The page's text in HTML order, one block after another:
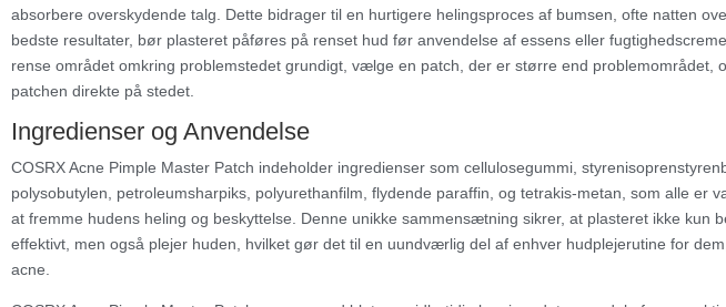
absorbere overskydende talg. Dette bidrager til en hurtigere helingsproces af bumsen, ofte natten
bedste resultater, bør plasteret påføres på renset hud før anvendelse af essens eller
rense området omkring problemstedet grundigt, vælge en patch, der er større end problemområdet,
patchen direkte på stedet.
Ingredienser og Anvendelse
COSRX Acne Pimple Master Patch indeholder ingredienser som cellulosegummi,
polysobutylen, petroleumsharpiks, polyurethanfilm, flydende paraffin, og tetrakis-metan, som alle er
at fremme hudens heling og beskyttelse. Denne unikke sammensætning sikrer, at plasteret ikke kun
effektivt, men også plejer huden, hvilket gør det til en uundværlig del af enhver hudplejerutine for
acne.